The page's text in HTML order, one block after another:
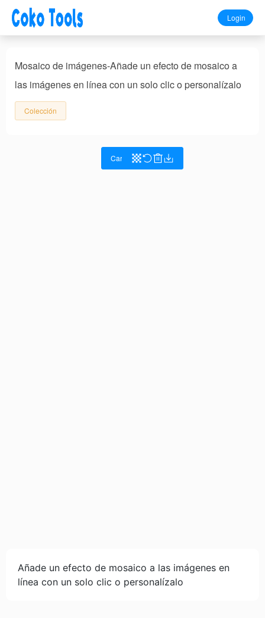
Login
Mosaico de imágenes-Añade un efecto de mosaico a
las imágenes en línea con un solo clic o personalízalo
Colección
Cargar imagen
Añade un efecto de mosaico a las imágenes en
línea con un solo clic o personalízalo